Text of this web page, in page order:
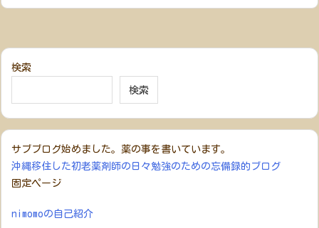
検索
検索
サブブログ始めました。薬の事を書いています。
沖縄移住した初老薬剤師の日々勉強のための忘備録的ブログ
固定ページ
nimomoの自己紹介